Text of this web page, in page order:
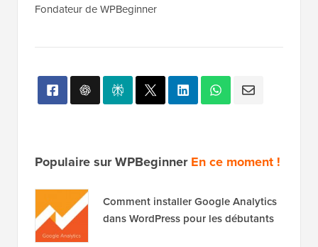
Fondateur de WPBeginner
Populaire sur WPBeginnerEn ce moment !
Comment installer Google Analytics
dans WordPress pour les débutants